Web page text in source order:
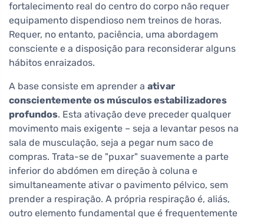
fortalecimento real do centro do corpo não requer
equipamento dispendioso nem treinos de horas.
Requer, no entanto, paciência, uma abordagem
consciente e a disposição para reconsiderar alguns
hábitos enraizados.
A base consiste em aprender a ativar
conscientemente os músculos estabilizadores
profundos. Esta ativação deve preceder qualquer
movimento mais exigente – seja a levantar pesos na
sala de musculação, seja a pegar num saco de
compras. Trata-se de "puxar" suavemente a parte
inferior do abdómen em direção à coluna e
simultaneamente ativar o pavimento pélvico, sem
prender a respiração. A própria respiração é, aliás,
outro elemento fundamental que é frequentemente